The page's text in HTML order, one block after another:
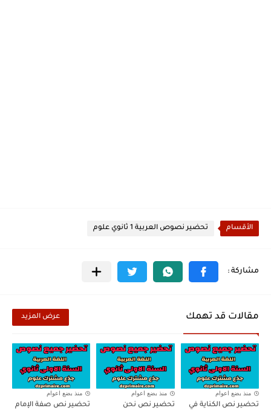
الأقسام تحضير نصوص العربية 1 ثانوي علوم
مقالات قد تهمك عرض المزيد
منذ بضع اعوام
تحضير نص الكناية في
منذ بضع اعوام
تحضير نص نحن
منذ بضع اعوام
تحضير نص صفة الإمام